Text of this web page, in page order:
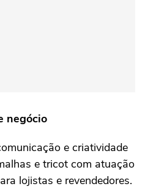
negócio
e criatividade
e tricot com atuação
lojistas e revendedores.